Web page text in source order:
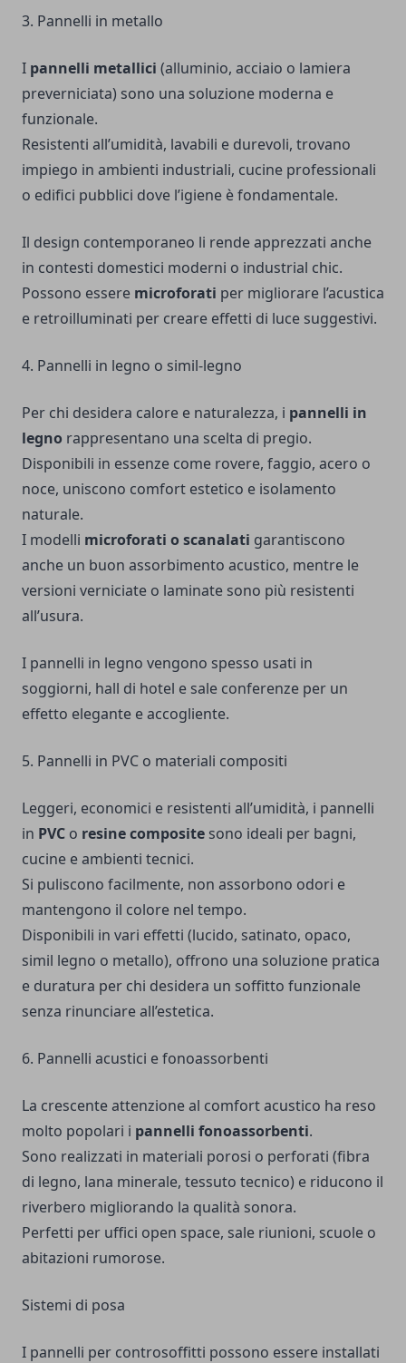
3. Pannelli in metallo
I pannelli metallici (alluminio, acciaio o lamiera
preverniciata) sono una soluzione moderna e
funzionale.
Resistenti all’umidità, lavabili e durevoli, trovano
impiego in ambienti industriali, cucine professionali
o edifici pubblici dove l’igiene è fondamentale.
Il design contemporaneo li rende apprezzati anche
in contesti domestici moderni o industrial chic.
Possono essere microforati per migliorare l’acustica
e retroilluminati per creare effetti di luce suggestivi.
4. Pannelli in legno o simil-legno
Per chi desidera calore e naturalezza, i pannelli in
legno rappresentano una scelta di pregio.
Disponibili in essenze come rovere, faggio, acero o
noce, uniscono comfort estetico e isolamento
naturale.
I modelli microforati o scanalati garantiscono
anche un buon assorbimento acustico, mentre le
versioni verniciate o laminate sono più resistenti
all’usura.
I pannelli in legno vengono spesso usati in
soggiorni, hall di hotel e sale conferenze per un
effetto elegante e accogliente.
5. Pannelli in PVC o materiali compositi
Leggeri, economici e resistenti all’umidità, i pannelli
in PVC o resine composite sono ideali per bagni,
cucine e ambienti tecnici.
Si puliscono facilmente, non assorbono odori e
mantengono il colore nel tempo.
Disponibili in vari effetti (lucido, satinato, opaco,
simil legno o metallo), offrono una soluzione pratica
e duratura per chi desidera un soffitto funzionale
senza rinunciare all’estetica.
6. Pannelli acustici e fonoassorbenti
La crescente attenzione al comfort acustico ha reso
molto popolari i pannelli fonoassorbenti.
Sono realizzati in materiali porosi o perforati (fibra
di legno, lana minerale, tessuto tecnico) e riducono il
riverbero migliorando la qualità sonora.
Perfetti per uffici open space, sale riunioni, scuole o
abitazioni rumorose.
Sistemi di posa
I pannelli per controsoffitti possono essere installati